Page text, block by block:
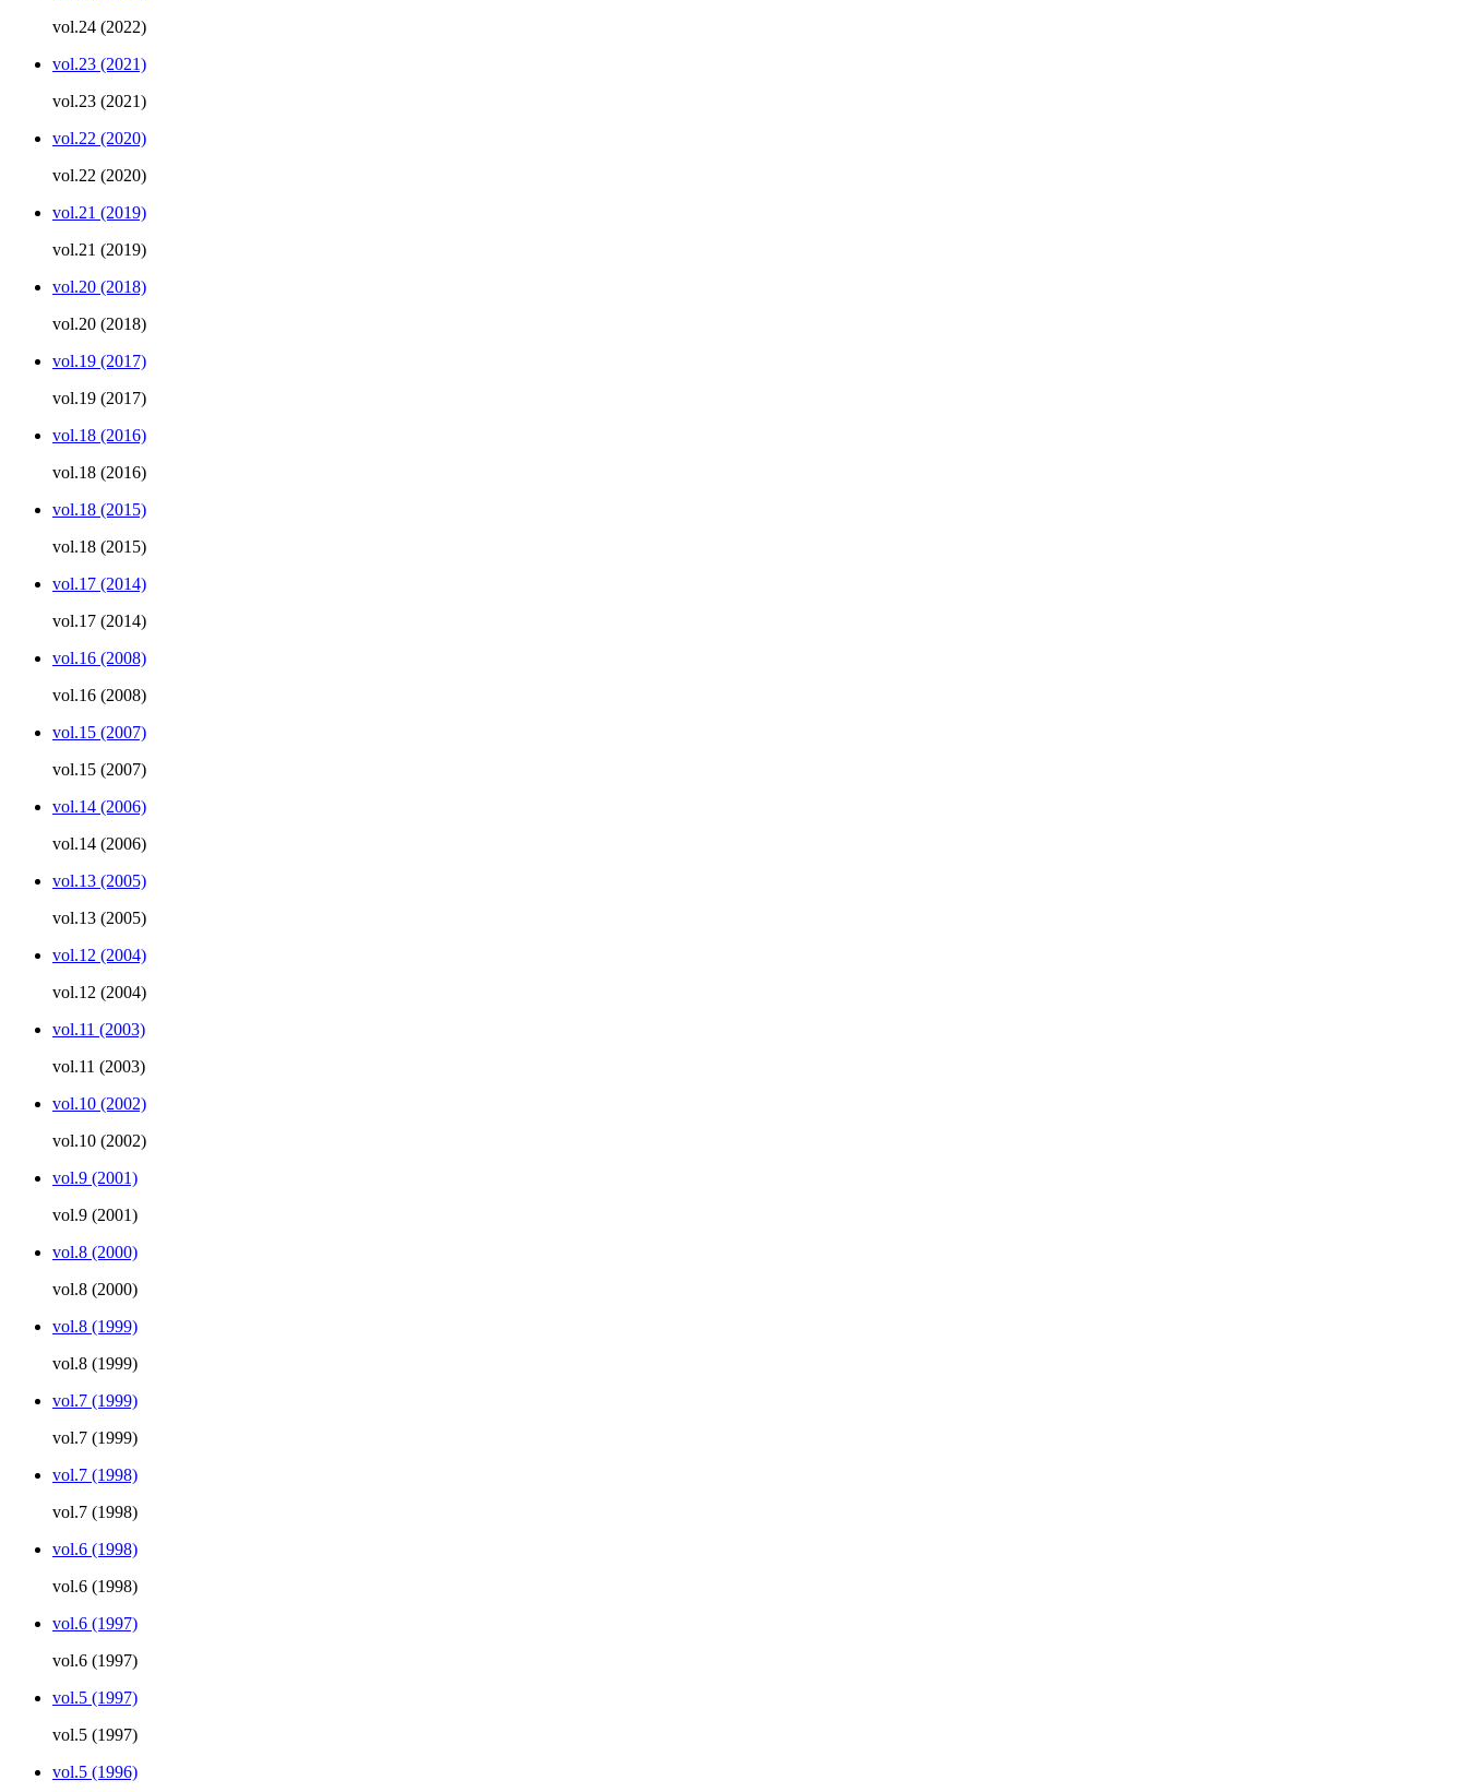
vol.24 (2022)
vol.23 (2021)
vol.23 (2021)
vol.22 (2020)
vol.22 (2020)
vol.21 (2019)
vol.21 (2019)
vol.20 (2018)
vol.20 (2018)
vol.19 (2017)
vol.19 (2017)
vol.18 (2016)
vol.18 (2016)
vol.18 (2015)
vol.18 (2015)
vol.17 (2014)
vol.17 (2014)
vol.16 (2008)
vol.16 (2008)
vol.15 (2007)
vol.15 (2007)
vol.14 (2006)
vol.14 (2006)
vol.13 (2005)
vol.13 (2005)
vol.12 (2004)
vol.12 (2004)
vol.11 (2003)
vol.11 (2003)
vol.10 (2002)
vol.10 (2002)
vol.9 (2001)
vol.9 (2001)
vol.8 (2000)
vol.8 (2000)
vol.8 (1999)
vol.8 (1999)
vol.7 (1999)
vol.7 (1999)
vol.7 (1998)
vol.7 (1998)
vol.6 (1998)
vol.6 (1998)
vol.6 (1997)
vol.6 (1997)
vol.5 (1997)
vol.5 (1997)
vol.5 (1996)